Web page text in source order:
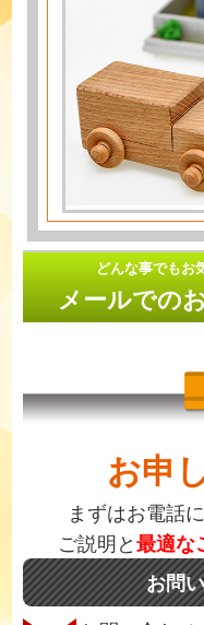
どんな事でもお
メールでの
お申
まずはお電話
ご説明と最適な
お問